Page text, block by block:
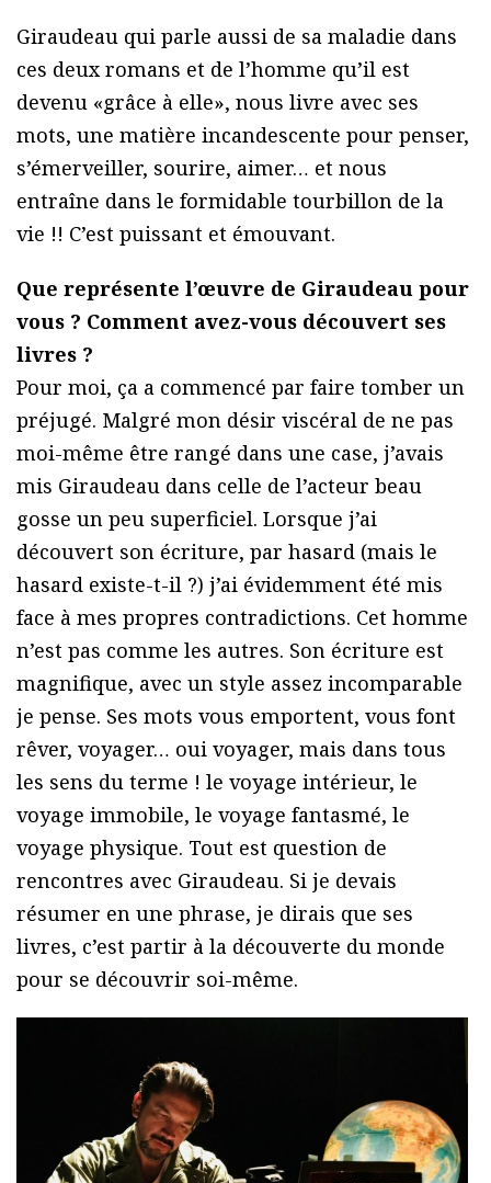
Giraudeau qui parle aussi de sa maladie dans
ces deux romans et de l’homme qu’il est
devenu «grâce à elle», nous livre avec ses
mots, une matière incandescente pour penser,
s’émerveiller, sourire, aimer… et nous
entraîne dans le formidable tourbillon de la
vie !! C’est puissant et émouvant.
Que représente l’œuvre de Giraudeau pour
vous ? Comment avez-vous découvert ses
livres ?
Pour moi, ça a commencé par faire tomber un
préjugé. Malgré mon désir viscéral de ne pas
moi-même être rangé dans une case, j’avais
mis Giraudeau dans celle de l’acteur beau
gosse un peu superficiel. Lorsque j’ai
découvert son écriture, par hasard (mais le
hasard existe-t-il ?) j’ai évidemment été mis
face à mes propres contradictions. Cet homme
n’est pas comme les autres. Son écriture est
magnifique, avec un style assez incomparable
je pense. Ses mots vous emportent, vous font
rêver, voyager… oui voyager, mais dans tous
les sens du terme ! le voyage intérieur, le
voyage immobile, le voyage fantasmé, le
voyage physique. Tout est question de
rencontres avec Giraudeau. Si je devais
résumer en une phrase, je dirais que ses
livres, c’est partir à la découverte du monde
pour se découvrir soi-même.